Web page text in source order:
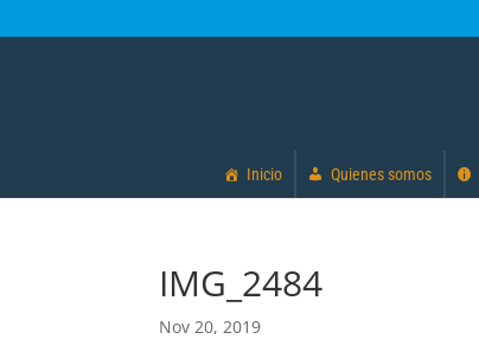
Inicio Quienes somos
IMG_2484
Nov 20, 2019